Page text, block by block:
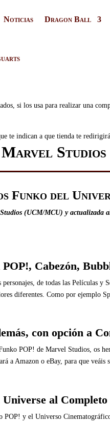
Noticias Dragon Ball
si los usa para realizar una
te indican a que tienda te
Marvel Studios
Funko del
(UCM/MCU) y actualizada
Cabezón,
de todas las Películas y
diferentes. Como por ejemplo
con opción a
POP! de Marvel Studios,os
a Amazon o eBay, para que
al
y el Universo